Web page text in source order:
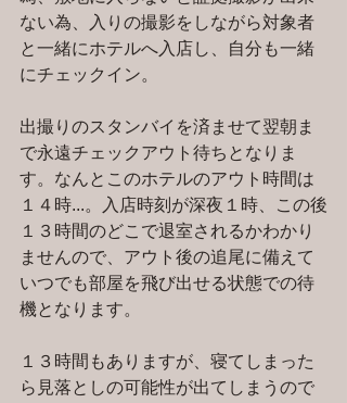
ない為、入りの撮影をしながら対象者
と一緒にホテルへ入店し、自分も一緒
にチェックイン。
出撮りのスタンバイを済ませて翌朝ま
で永遠チェックアウト待ちとなりま
す。なんとこのホテルのアウト時間は
１４時...。入店時刻が深夜１時、この後
１３時間のどこで退室されるかわかり
ませんので、アウト後の追尾に備えて
いつでも部屋を飛び出せる状態での待
機となります。
１３時間もありますが、寝てしまった
ら見落としの可能性が出てしまうので